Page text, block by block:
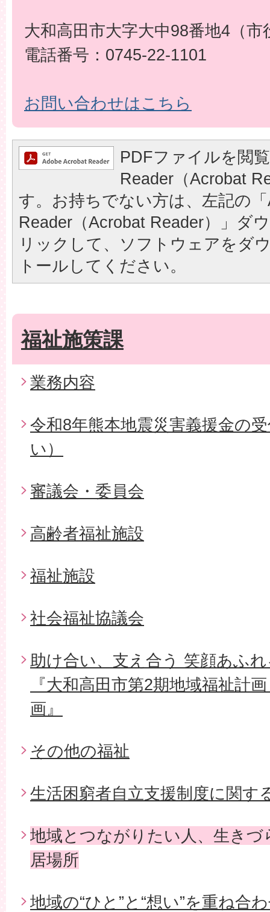
大和高田市大字大中98番地4（市
電話番号：0745-22-1101
お問い合わせはこちら
PDFファイルを閲
Reader（Acrobat
す。お持ちでない方は、左記の
Reader（Acrobat Reader）」ダ
リックして、ソフトウェアをダ
トールしてください。
福祉施策課
業務内容
令和8年熊本地震災害義援金の
い）
審議会・委員会
高齢者福祉施設
福祉施設
社会福祉協議会
助け合い、支え合う 笑顔あふ
『大和高田市第2期地域福祉計
画』
その他の福祉
生活困窮者自立支援制度に関す
地域とつながりたい人、生き
居場所
地域の“ひと”と“想い”を重ね合